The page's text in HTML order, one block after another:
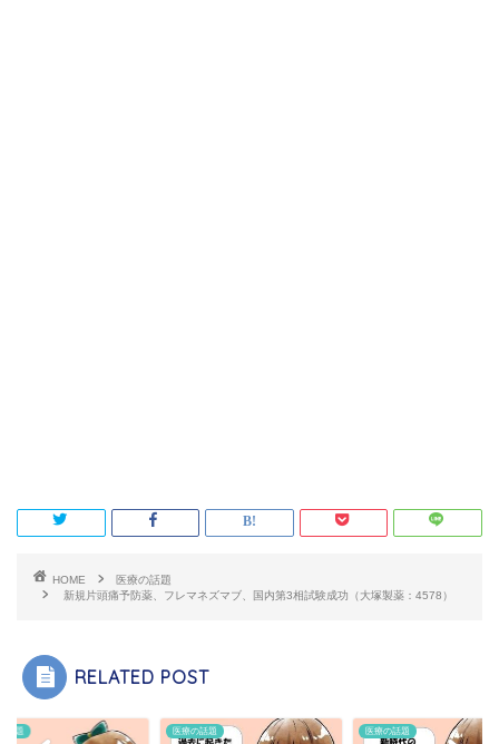
HOME
医療の話題
新規片頭痛予防薬、フレマネズマブ、国内第3相試験成功（大塚製薬：4578）
RELATED POST
話題 医療の話題 医療の話題